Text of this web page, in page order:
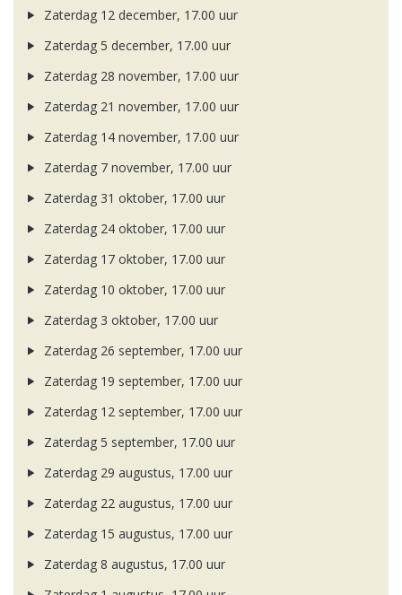
Zaterdag 12 december, 17.00 uur
Zaterdag 5 december, 17.00 uur
Zaterdag 28 november, 17.00 uur
Zaterdag 21 november, 17.00 uur
Zaterdag 14 november, 17.00 uur
Zaterdag 7 november, 17.00 uur
Zaterdag 31 oktober, 17.00 uur
Zaterdag 24 oktober, 17.00 uur
Zaterdag 17 oktober, 17.00 uur
Zaterdag 10 oktober, 17.00 uur
Zaterdag 3 oktober, 17.00 uur
Zaterdag 26 september, 17.00 uur
Zaterdag 19 september, 17.00 uur
Zaterdag 12 september, 17.00 uur
Zaterdag 5 september, 17.00 uur
Zaterdag 29 augustus, 17.00 uur
Zaterdag 22 augustus, 17.00 uur
Zaterdag 15 augustus, 17.00 uur
Zaterdag 8 augustus, 17.00 uur